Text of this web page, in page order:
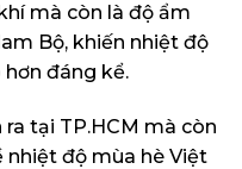
mà còn là độ ẩm
Bộ, khiến nhiệt độ
đáng kể.
tại TP.HCM mà còn
nhiệt độ mùa hè Việt